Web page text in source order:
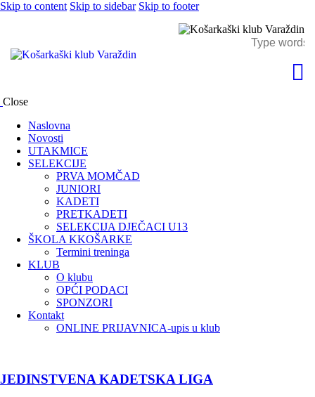
Skip to content Skip to sidebar Skip to footer
Close
Naslovna
Novosti
UTAKMICE
SELEKCIJE
PRVA MOMČAD
JUNIORI
KADETI
PRETKADETI
SELEKCIJA DJEČACI U13
ŠKOLA KKOŠARKE
Termini treninga
KLUB
O klubu
OPĆI PODACI
SPONZORI
Kontakt
ONLINE PRIJAVNICA-upis u klub
JEDINSTVENA KADETSKA LIGA